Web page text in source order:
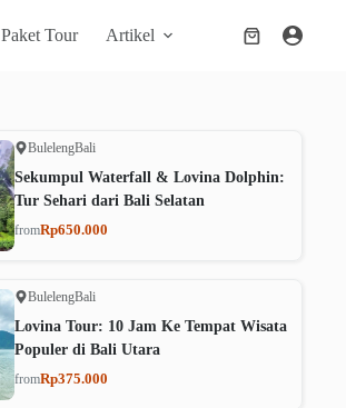
Paket Tour Artikel
Shopping
BulelengBali
Sekumpul Waterfall & Lovina Dolphin:
Tur Sehari dari Bali Selatan
fromRp650.000
BulelengBali
Lovina Tour: 10 Jam Ke Tempat Wisata
Populer di Bali Utara
fromRp375.000